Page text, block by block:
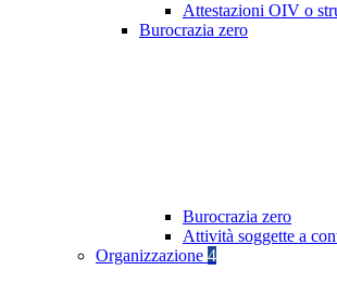
Attestazioni OIV o
Burocrazia zero
Burocrazia zero
Attività soggette a
Organizzazione 4